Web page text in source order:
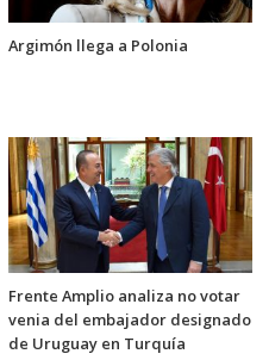
Argimón llega a Polonia
Frente Amplio analiza no votar
venia del embajador designado
de Uruguay en Turquía